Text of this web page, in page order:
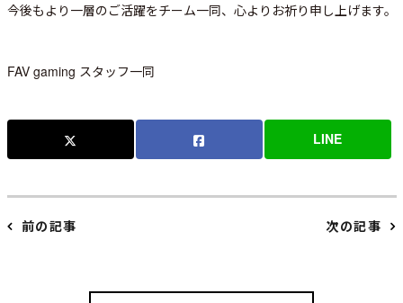
今後もより一層のご活躍をチーム一同、心よりお祈り申し上げます。
FAV gaming スタッフ一同
LINE
前の記事 次の記事